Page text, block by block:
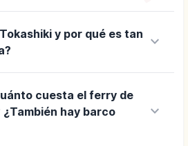
y por qué es tan keyboard_arrow_down
cuesta el ferry de
¿También hay barco
keyboard_arrow_down